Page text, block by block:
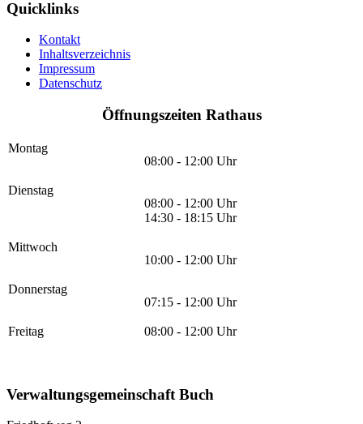
Quicklinks
Kontakt
Inhaltsverzeichnis
Impressum
Datenschutz
Öffnungszeiten Rathaus
Montag
08:00 - 12:00 Uhr
Dienstag
08:00 - 12:00 Uhr
14:30 - 18:15 Uhr
Mittwoch
10:00 - 12:00 Uhr
Donnerstag
07:15 - 12:00 Uhr
Freitag 08:00 - 12:00 Uhr
Verwaltungsgemeinschaft Buch